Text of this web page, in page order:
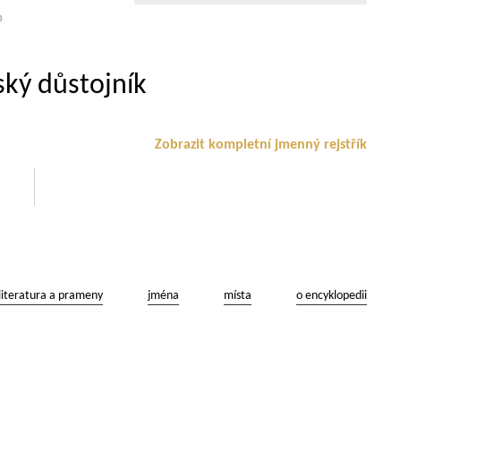
důstojník
Zobrazit kompletní jmenný rejstřík
literatura a prameny jména místa o encyklopedii